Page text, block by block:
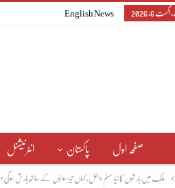
6, 2026
English News
صفحہ اول پاکستان انٹرنیشنل
ملک میں بارشوں کا نیا سسٹم داخل، کہاں تیز ہواؤں کے ساتھ بارش ہوگی؟